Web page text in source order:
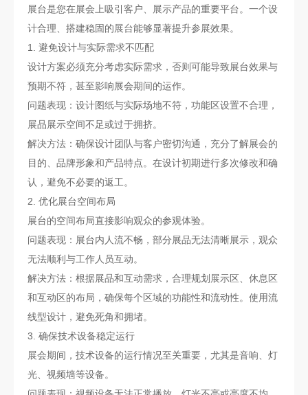
展台是您在展会上吸引客户、展示产品的重要平台。一个设
计合理、搭建稳固的展台能够显著提升参展效果。
1. 避免设计与实际需求不匹配
设计方案必须充分考虑实际需求，否则可能导致展台效果与
预期不符，甚至影响展会期间的运作。
问题表现：设计图纸与实际场地不符，功能区设置不合理，
展品展示空间不足或过于拥挤。
解决方法：确保设计团队与客户密切沟通，充分了解展会的
目的、品牌形象和产品特点。在设计初期进行多次修改和确
认，避免不必要的返工。
2. 优化展台空间布局
展台的空间布局直接影响观众的参观体验。
问题表现：展台内人流不畅，部分展品无法清晰展示，观众
无法顺利与工作人员互动。
解决方法：根据展品和互动需求，合理规划展示区、休息区
和互动区的布局，确保每个区域的功能性和流动性。使用流
线型设计，避免死角和拥堵。
3. 确保技术设备稳定运行
展会期间，技术设备的运行情况至关重要，尤其是音响、灯
光、视频墙等设备。